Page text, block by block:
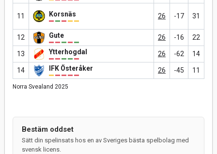
11 Korsnäs 26 -17 31
12 Gute 26 -16 22
13 Ytterhogdal 26 -62 14
14 IFK Österåker 26 -45 11
Norra Svealand 2025
Bestäm oddset
Sätt din spelinsats hos en av Sveriges bästa spelbolag med
svensk licens.